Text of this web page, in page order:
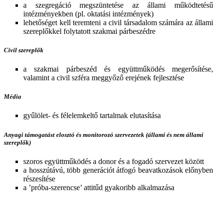
a szegregáció megszüntetése az állami működtetésű
intézményekben (pl. oktatási intézmények)
lehetőséget kell teremteni a civil társadalom számára az állami
szereplőkkel folytatott szakmai párbeszédre
Civil szereplők
a szakmai párbeszéd és együttműködés megerősítése,
valamint a civil szféra meggyőző erejének fejlesztése
Média
gyűlölet- és félelemkeltő tartalmak elutasítása
Anyagi támogatást elosztó és monitorozó szervezetek (állami és nem állami
szereplők)
szoros együttműködés a donor és a fogadó szervezet között
a hosszútávú, több generációt átfogó beavatkozások előnyben
részesítése
a ’próba-szerencse’ attitűd gyakoribb alkalmazása